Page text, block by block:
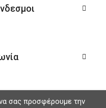
σας προσφέρουμε την